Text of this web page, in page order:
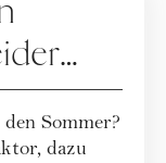
zum
Sommer?
dazu